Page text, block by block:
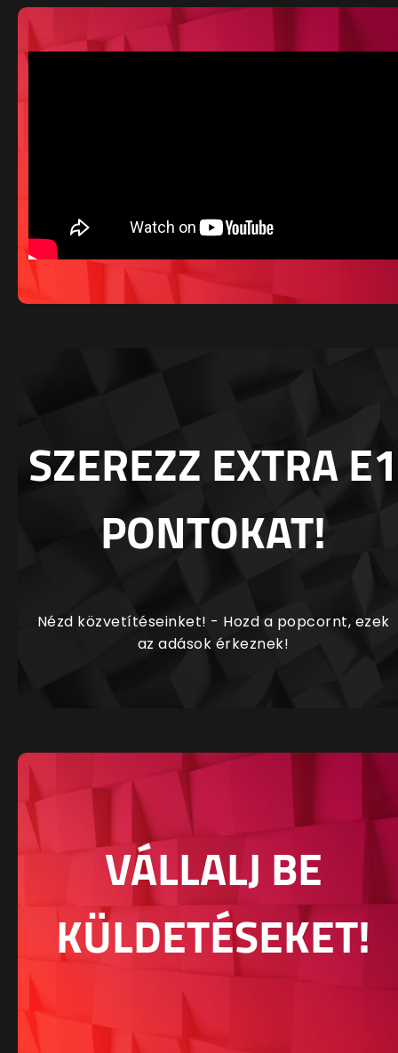
SZEREZZ EXTRA E1
PONTOKAT!
Nézd közvetítéseinket! - Hozd a popcornt, ezek
az adások érkeznek!
VÁLLALJ BE
KÜLDETÉSEKET!